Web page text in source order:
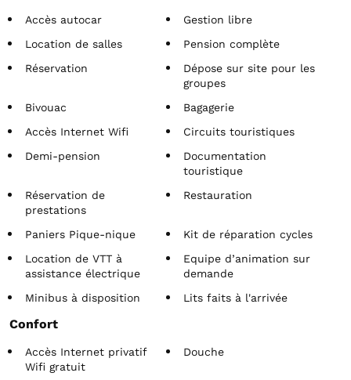
Accès autocar
Gestion libre
Location de salles
Pension complète
Réservation
Dépose sur site pour les
groupes
Bivouac
Bagagerie
Accès Internet Wifi
Circuits touristiques
Demi-pension
Documentation
touristique
Réservation de
prestations
Restauration
Paniers Pique-nique
Kit de réparation cycles
Location de VTT à
assistance électrique
Equipe d’animation sur
demande
Minibus à disposition
Lits faits à l'arrivée
Confort
Accès Internet privatif
Wifi gratuit
Douche